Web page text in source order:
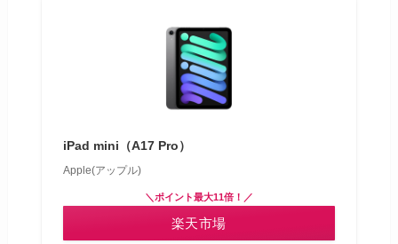
iPad mini（A17 Pro）
Apple(アップル)
＼ポイント最大11倍！／
楽天市場